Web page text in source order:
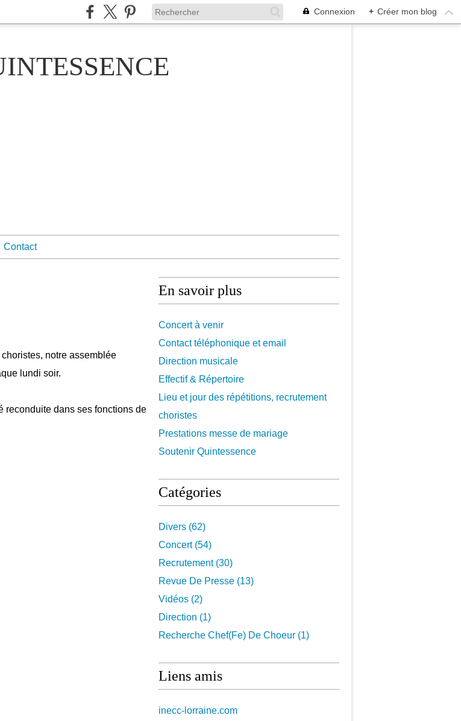
Connexion + Créer mon blog
Contact
notre assemblée
lundi soir.
reconduite dans ses fonctions de
En savoir plus
Concert à venir
Contact téléphonique et email
Direction musicale
Effectif & Répertoire
Lieu et jour des répétitions, recrutement
choristes
Prestations messe de mariage
Soutenir Quintessence
Catégories
Divers (62)
Concert(54)
Recrutement(30)
Revue De Presse (13)
Vidéos (2)
Direction (1)
Recherche Chef(fe) De Choeur (1)
Liens amis
inecc-lorraine.com